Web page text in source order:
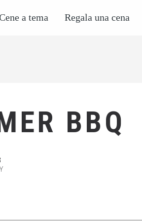
a tema Regala una cena
BBQ